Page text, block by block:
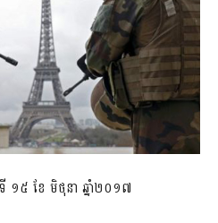
១៥ ខែ មិថុនា ឆ្នាំ២០១៧